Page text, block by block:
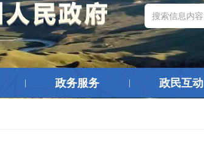
政务服务 政民互动